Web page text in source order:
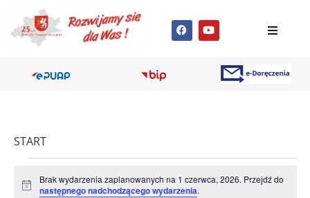
START
Powiadomienie
Brak wydarzenia zaplanowanych na 1 czerwca, 2026. Przejdź do
następnego nadchodzącego wydarzenia.